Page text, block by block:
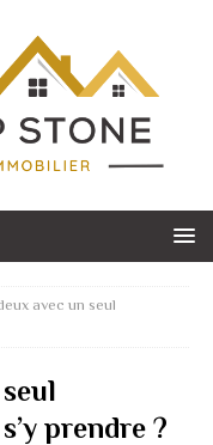
avec un seul
prendre ?